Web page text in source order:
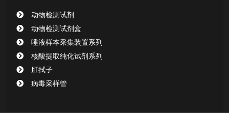
动物检测试剂
动物检测试剂盒
唾液样本采集装置系列
核酸提取纯化试剂系列
肛拭子
病毒采样管